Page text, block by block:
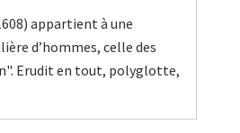
appartient à une
d’hommes, celle des
Erudit en tout, polyglotte,